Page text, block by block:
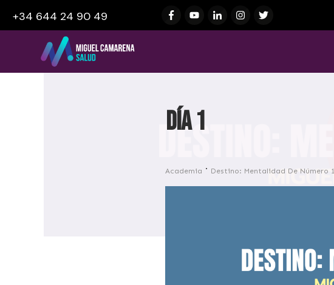
+34 644 24 90 49
Día 1
Academia Destino: Mentalidad De Número 1